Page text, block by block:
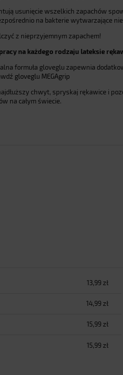
usunięcie wszelkich zapachów
na bakterie wytwarzające
z nieprzyjemnym zapachem!
pracy na każdego rodzaju lateksie
formuła gloveglu zapewnia
gloveglu MEGAgrip
chwyt, spryskaj rękawice i
na całym świecie.
13,99 zł
14,99 zł
15,99 zł
15,99 zł